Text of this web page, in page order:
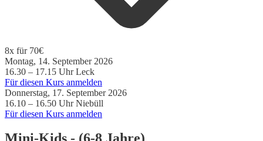
8x für 70€
Montag, 14. September 2026
16.30 – 17.15 Uhr Leck
Für diesen Kurs anmelden
Donnerstag, 17. September 2026
16.10 – 16.50 Uhr Niebüll
Für diesen Kurs anmelden